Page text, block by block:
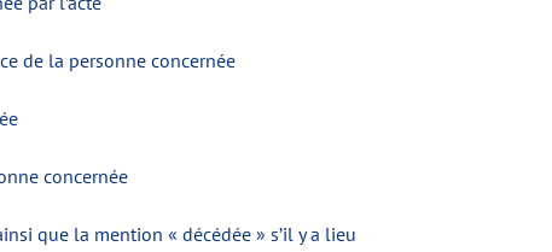
de la personne concernée
concernée
que la mention « décédée » s’il y a lieu